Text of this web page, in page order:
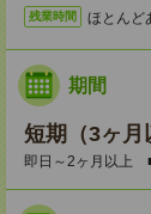
残業時間 ほとんど
期間
短期（3ヶ月
即日～2ヶ月以上